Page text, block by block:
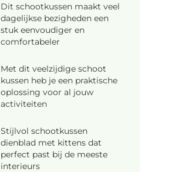
Dit schootkussen maakt veel
dagelijkse bezigheden een
stuk eenvoudiger en
comfortabeler
Met dit veelzijdige schoot
kussen heb je een praktische
oplossing voor al jouw
activiteiten
Stijlvol schootkussen
dienblad met kittens dat
perfect past bij de meeste
interieurs